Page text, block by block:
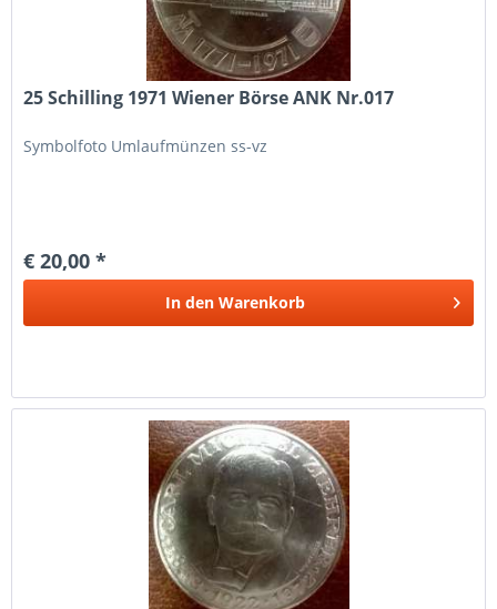
25 Schilling 1971 Wiener Börse ANK Nr.017
Symbolfoto Umlaufmünzen ss-vz
€ 20,00 *
In den Warenkorb